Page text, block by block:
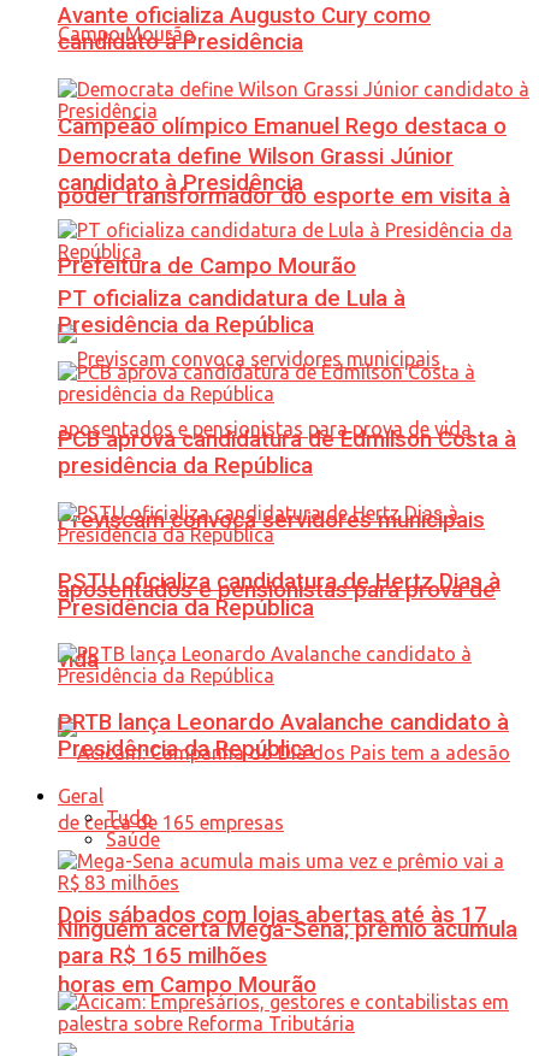
Campeão olímpico Emanuel Rego destaca o
poder transformador do esporte em visita à
Prefeitura de Campo Mourão
Previscam convoca servidores municipais
aposentados e pensionistas para prova de
vida
Dois sábados com lojas abertas até às 17
horas em Campo Mourão
Avante oficializa Augusto Cury como
candidato à Presidência
Democrata define Wilson Grassi Júnior
candidato à Presidência
PT oficializa candidatura de Lula à
Presidência da República
PCB aprova candidatura de Edmilson Costa à
presidência da República
PSTU oficializa candidatura de Hertz Dias à
Presidência da República
PRTB lança Leonardo Avalanche candidato à
Presidência da República
Geral
Tudo
Saúde
Ninguém acerta Mega-Sena; prêmio acumula
para R$ 165 milhões